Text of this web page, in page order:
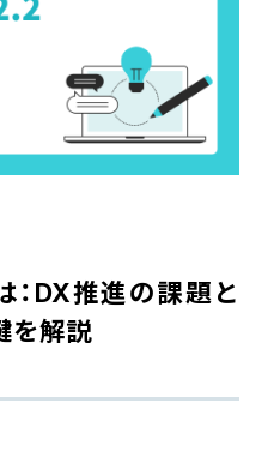
DX推進の課題と
を解説